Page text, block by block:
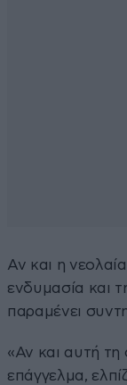
Αν και η
ενδυμασία και
παραμένει
«Αν και αυτή τη
επάγγελμα,